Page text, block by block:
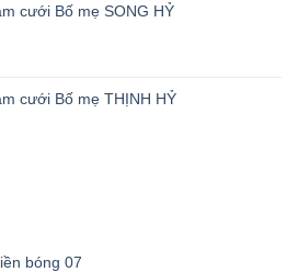
cưới Bố mẹ SONG HỶ
cưới Bố mẹ THỊNH HỶ
bóng 07